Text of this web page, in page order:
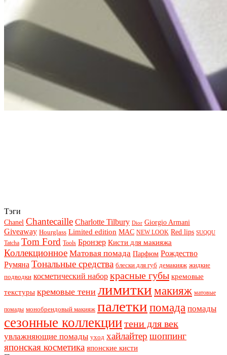
Тэги
Chanel Chantecaille Charlotte Tilbury Dior Giorgio Armani
Giveaway Hourglass Limited edition MAC NEW LOOK Red lips SUQQU
Tatcha Tom Ford Tools Бронзер Кисти для макияжа
Коллекционное Матовая помада Парфюм Рождество
Румяна Тональные средства блески для губ демакияж жидкие
подводки косметический набор красные губы кремовые
текстуры кремовые тени лимиткимакияж матовые
помады монобрендовый макияж палеткипомада помады
сезонные коллекциитени для век
увлажняющие помады уход хайлайтер шоппинг
японская косметика японские кисти